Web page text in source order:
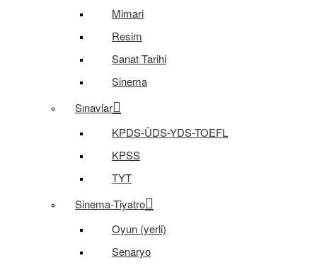
Mimari
Resim
Sanat Tarihi
Sinema
Sınavlar
KPDS-ÜDS-YDS-TOEFL
KPSS
TYT
Sinema-Tiyatro
Oyun (yerli)
Senaryo